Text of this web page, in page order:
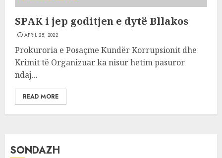
SPAK i jep goditjen e dytë Bllakos
APRIL 25, 2022
Prokuroria e Posaçme Kundër Korrupsionit dhe
Krimit të Organizuar ka nisur hetim pasuror
ndaj...
READ MORE
SONDAZH